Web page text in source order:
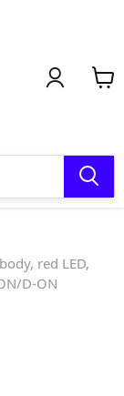
red LED,
D-ON